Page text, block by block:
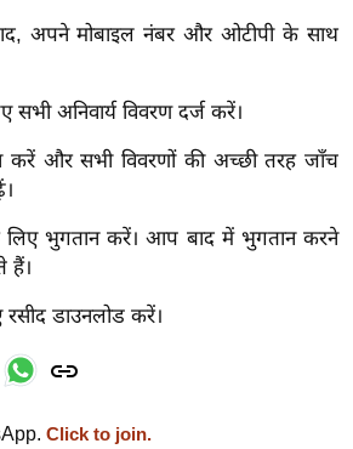
अपने मोबाइल नंबर और ओटीपी के साथ
अनिवार्य विवरण दर्ज करें।
करें और सभी विवरणों की अच्छी तरह जाँच
लिए भुगतान करें। आप बाद में भुगतान करने
हैं।
डाउनलोड करें।
Click to join.